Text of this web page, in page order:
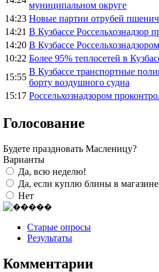
муниципальном округе
14:23 Новые партии отрубей
14:21 В Кузбассе Россельхознадзор
14:20 В Кузбассе
10:22 Более 95% теплосетей в
15:55
В Кузбассе транспортные
борту воздушного судна
15:17 Россельхознадзором
Голосование
Будете праздновать Масленицу?
Варианты
Да, всю неделю!
Да, если куплю блины в
Нет
Старые опросы
Результаты
Комментарии